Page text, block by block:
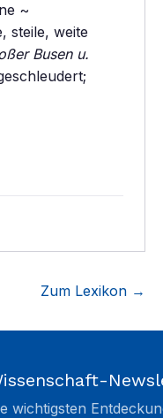
~
steile, weite
Busen u.
Zum Lexikon →
wichtigsten